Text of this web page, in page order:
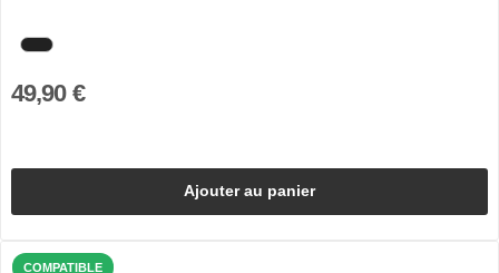
49,90 €
Ajouter au panier
COMPATIBLE